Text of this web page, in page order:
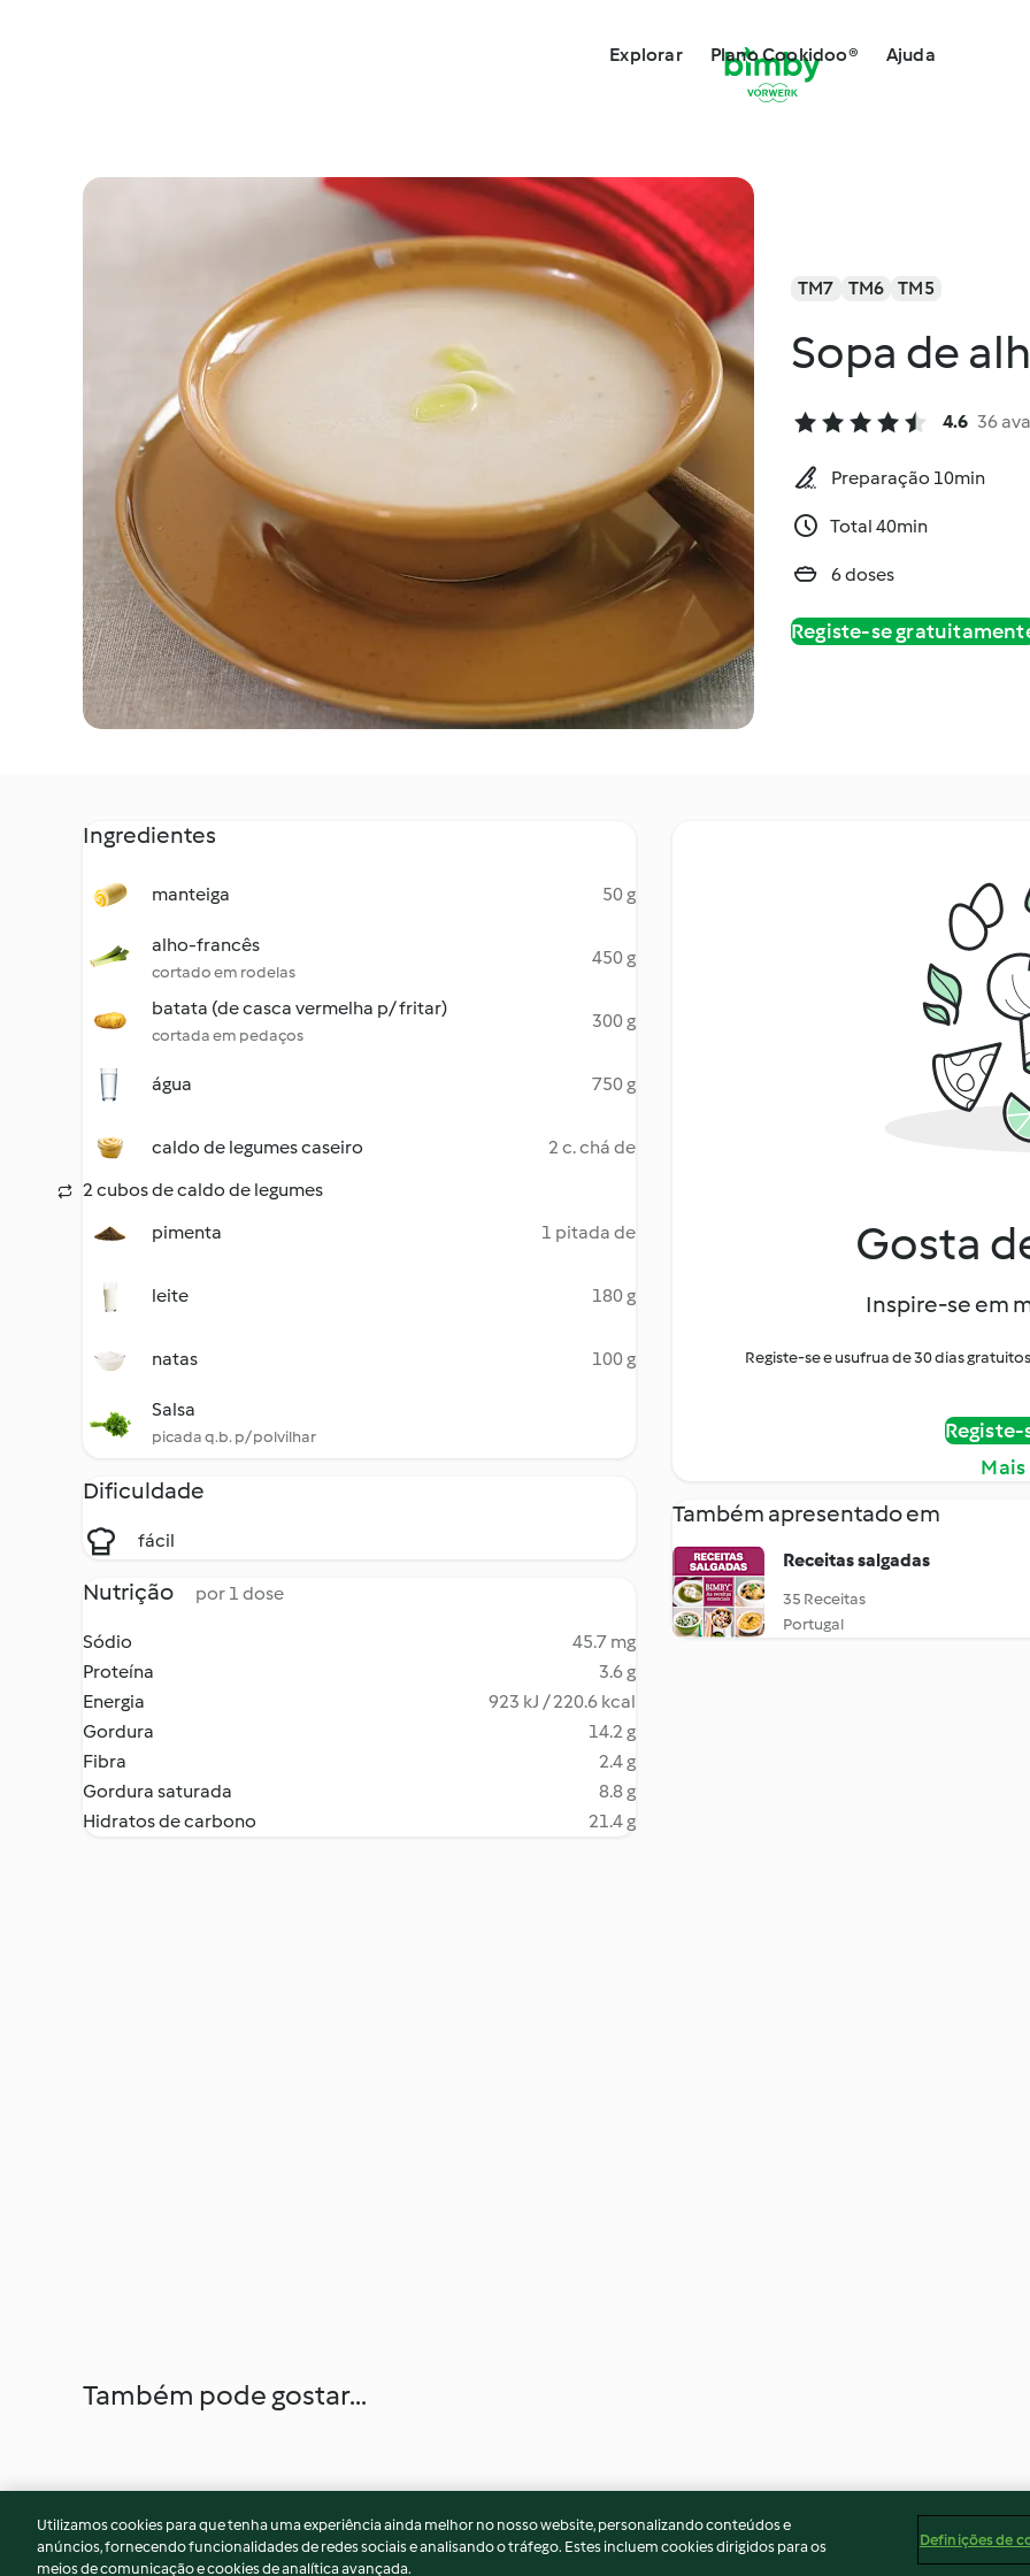
Explorar Plano Cookidoo® Ajuda
TM7 TM6 TM5
Sopa de
4.6 36
Preparação 10min
Total 40min
6 doses
Registe-se
Ingredientes
manteiga 50 g
alho-francês
cortado em rodelas
450 g
batata (de casca vermelha p/ fritar)
cortada em pedaços
300 g
água 750 g
caldo de legumes caseiro
2 c. chá de
2 cubos de caldo de legumes
pimenta
1 pitada de
leite 180 g
natas 100 g
Salsa
picada q.b. p/ polvilhar
Dificuldade
fácil
Nutrição por 1 dose
Sódio
45.7 mg
Proteína
3.6 g
Energia
923 kJ / 220.6 kcal
Gordura
14.2 g
Fibra
2.4 g
Gordura saturada
8.8 g
Hidratos de carbono
21.4 g
Gosta
Inspire-se em
Registe-se e usufrua de 30 dias
Também apresentado em
Receitas salgadas
35 Receitas
Portugal
Também pode gostar...
Utilizamos cookies para que tenha uma experiência ainda melhor no nosso website, personalizando conteúdos e
anúncios, fornecendo funcionalidades de redes sociais e analisando o tráfego. Estes incluem cookies dirigidos para os
meios de comunicação e cookies de analítica avançada.
Definições de